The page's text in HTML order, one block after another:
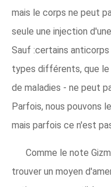
mais le corps ne peut
seule une injection
Sauf :certains
types différents, que
de maladies - ne peut
Parfois, nous pouvons
mais parfois ce n'est
Comme le note
trouver un moyen